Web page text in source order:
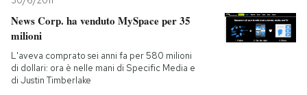
News Corp. ha venduto MySpace per 35
milioni
L'aveva comprato sei anni fa per 580 milioni
di dollari: ora è nelle mani di Specific Media e
di Justin Timberlake